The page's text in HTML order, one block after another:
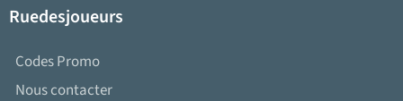
Ruedesjoueurs
Codes Promo
Nous contacter